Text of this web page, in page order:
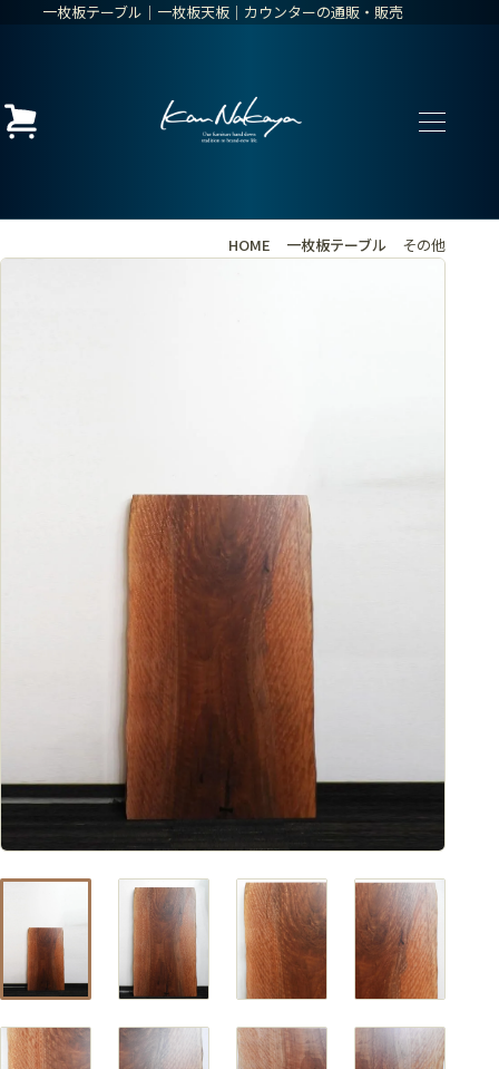
一枚板テーブル│一枚板天板│カウンターの通販・販売
HOME 一枚板テーブル その他